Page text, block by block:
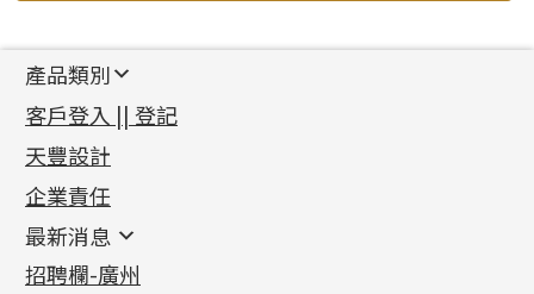
產品類別
新產品
足金系列
足金配件
機織鏈系列
珠仔鏈
镶口链
管狀網鏈
十字車花鏈系列
首飾配件
耳環類配件
卷迫系列
螺絲迫系列
鏈類配件
動感車花吊墜
其他類配件
鑲口類
四爪頭系列
六爪頭系列
首飾系列
手镯系列
貴金屬原料
客戶登入 || 登記
天豐設計
企業責任
最新消息
最新消息
招聘欄-廣州